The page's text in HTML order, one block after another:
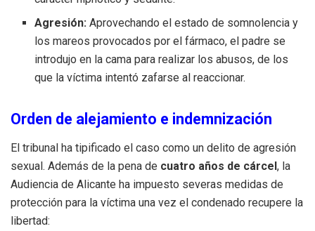
Agresión: Aprovechando el estado de somnolencia y
los mareos provocados por el fármaco, el padre se
introdujo en la cama para realizar los abusos, de los
que la víctima intentó zafarse al reaccionar.
Orden de alejamiento e indemnización
El tribunal ha tipificado el caso como un delito de agresión
sexual. Además de la pena de cuatro años de cárcel, la
Audiencia de Alicante ha impuesto severas medidas de
protección para la víctima una vez el condenado recupere la
libertad: